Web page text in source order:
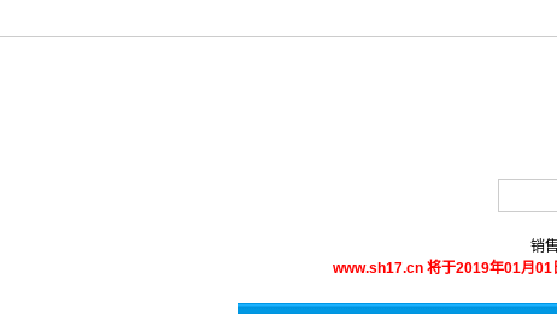
销
www.sh17.cn 将于2019年01月01